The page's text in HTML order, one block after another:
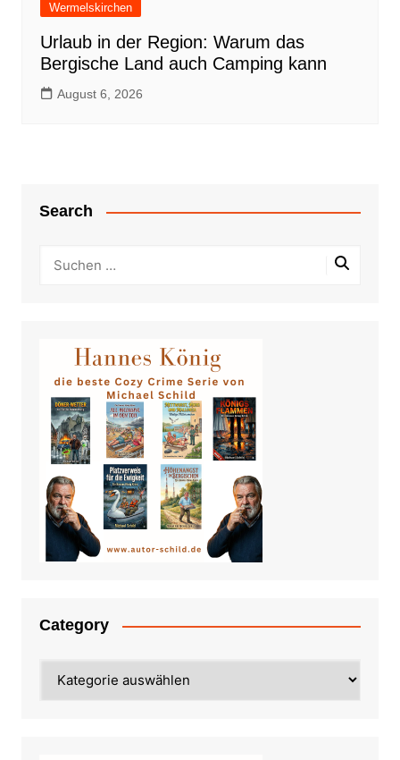
Wermelskirchen
Urlaub in der Region: Warum das
Bergische Land auch Camping kann
August 6, 2026
Search
Category